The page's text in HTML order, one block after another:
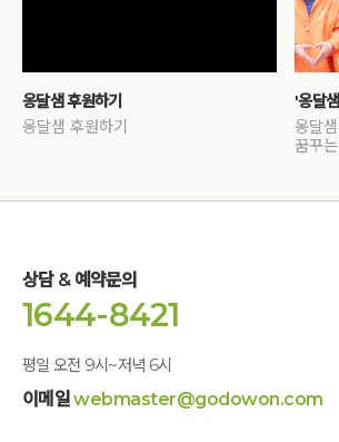
머리에 닿았다. 작고 연약한 손가락으로 뭘
싶었지만, 손가락 끝으로 어떻게든 해보겠다
전해져왔다. 작고 가늘고 연약한 딸아이의 손
얼굴에 닿을 때마다 미안함과 감사함을 느꼈
손잡고 어두운 밤길도 걸어보고 하늘의 별을
공부도 하고 다음엔 아이들과 밤하늘을 보면
늦은 시간 눈을 반쯤 감고 있는 아이에게 ‘아
바라는 20가지 바람'과 ‘감사 5가지’와 ‘미안 5
대답해주는 아이의 모습이 재밌었다. 진지한
옹달샘 후원하기
옹달샘 후원하기
'옹달
옹달
꿈꾸
상담 & 예약문의
1644-8421
평일 오전 9시~저녁 6시
이메일webmaster@godowon.com